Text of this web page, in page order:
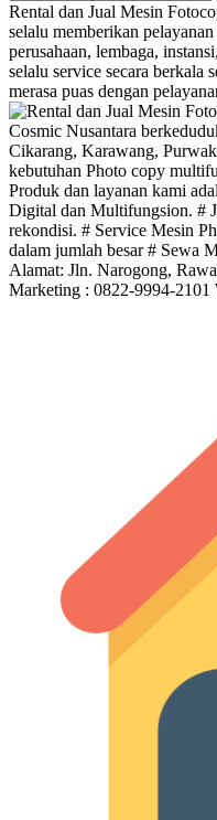
Rental dan Jual Mesin
selalu memberikan
perusahaan, lembaga,
selalu service secara berkala
merasa puas dengan
Cosmic Nusantara
Cikarang, Karawang,
kebutuhan Photo copy
Produk dan layanan kami
Digital dan Multifungsion. #
rekondisi. # Service Mesin
dalam jumlah besar # Sewa
Alamat: Jln. Narogong,
Marketing : 0822-9994-2101